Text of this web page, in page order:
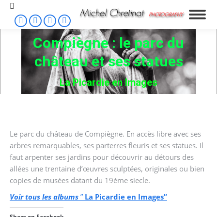
Search:
Flickr
page
opens
in
new
window
Facebook
page
in
new
window
Instagram
page
opens
in
new
window
500px
page
opens
in
new
window
Compiègne : le parc du
château et ses statues
La Picardie en Images
You are here:
Le parc du château de Compiègne. En accès libre avec ses
arbres remarquables, ses parterres fleuris et ses statues. Il
faut arpenter ses jardins pour découvrir au détours des
allées une trentaine d’œuvres sculptées, originales ou bien
copies de musées datant du 19ème siecle.
Voir tous les albums ” La Picardie en Images”